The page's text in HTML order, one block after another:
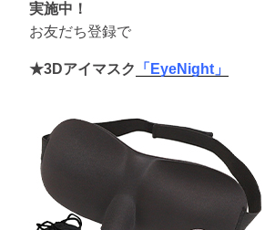
実施中！
お友だち登録で
★3Dアイマスク 「EyeNight」